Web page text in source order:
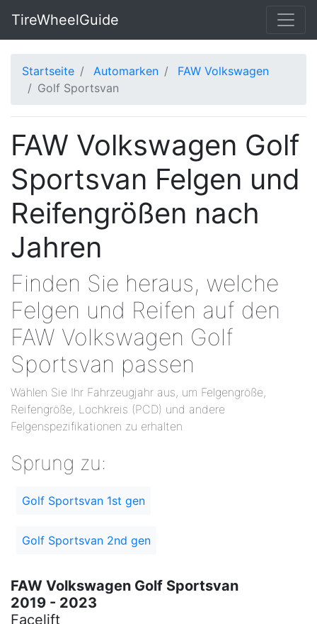
TireWheelGuide
Startseite Automarken
FAW Volkswagen
Golf Sportsvan
FAW Volkswagen Golf
Sportsvan Felgen und
Reifengrößen nach
Jahren
Finden Sie heraus, welche
Felgen und Reifen auf den
FAW Volkswagen Golf
Sportsvan passen
Wählen Sie Ihr Fahrzeugjahr aus, um Felgengröße,
Reifengröße, Lochkreis (PCD) und andere
Felgenspezifikationen zu erhalten
Sprung zu:
Golf Sportsvan 1st gen
Golf Sportsvan 2nd gen
FAW Volkswagen Golf Sportsvan
2019 - 2023
Facelift